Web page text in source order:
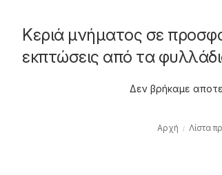
Κεριά μνήματος σε
εκπτώσεις από τα
Δεν βρήκαμε
Αρχή Λίστα